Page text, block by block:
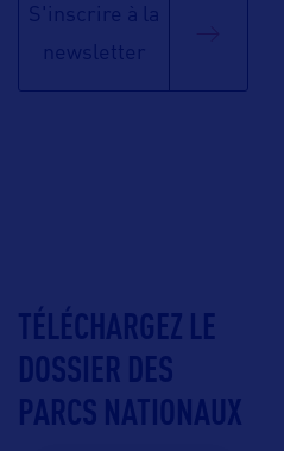
S'inscrire à la
newsletter
TÉLÉCHARGEZ LE
DOSSIER DES
PARCS NATIONAUX